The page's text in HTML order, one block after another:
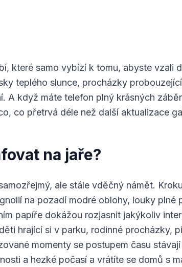
které samo vybízí k tomu, abyste vzali
teplého slunce, procházky
A když máte telefon plný krásných
co přetrvá déle než další aktualizace
na jaře?
ale stále vděčný námět.
na pozadí modré oblohy, louky
papíře dokážou rozjasnit jakýkoliv
hrající si v parku, rodinné procházky,
momenty se postupem času
a hezké počasí a vrátíte se domů s